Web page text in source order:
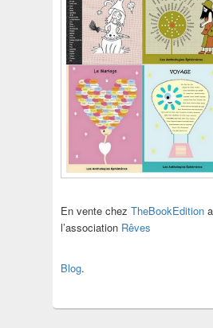
En vente chez TheBookEdition
l’association Rêves
Blog.